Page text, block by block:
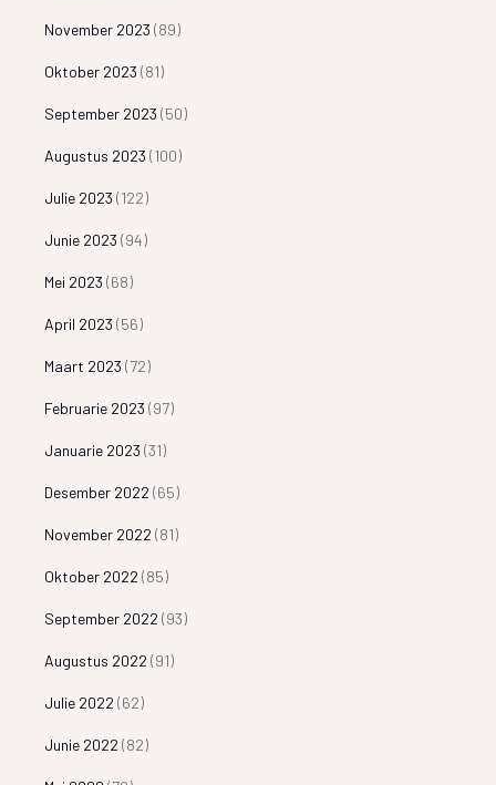
November 2023 (89)
Oktober 2023 (81)
September 2023 (50)
Augustus 2023 (100)
Julie 2023 (122)
Junie 2023 (94)
Mei 2023 (68)
April 2023 (56)
Maart 2023 (72)
Februarie 2023 (97)
Januarie 2023 (31)
Desember 2022 (65)
November 2022 (81)
Oktober 2022 (85)
September 2022 (93)
Augustus 2022 (91)
Julie 2022 (62)
Junie 2022 (82)